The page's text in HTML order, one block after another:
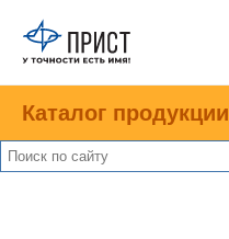
Каталог продукции